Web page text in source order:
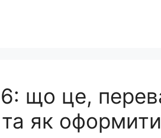
що це,
як оформити